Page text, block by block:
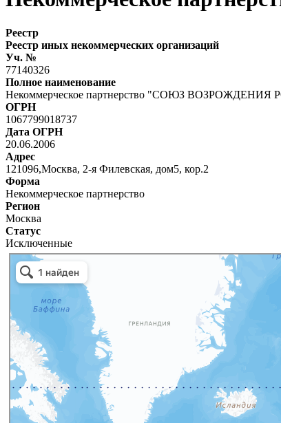
Реестр
Реестр иных некоммерческих организаций
Уч. №
77140326
Полное наименование
Некоммерческое партнерство "СОЮЗ
ОГРН
1067799018737
Дата ОГРН
20.06.2006
Адрес
121096,Москва, 2-я Филевская, дом5, кор.2
Форма
Некоммерческое партнерство
Регион
Москва
Статус
Исключенные